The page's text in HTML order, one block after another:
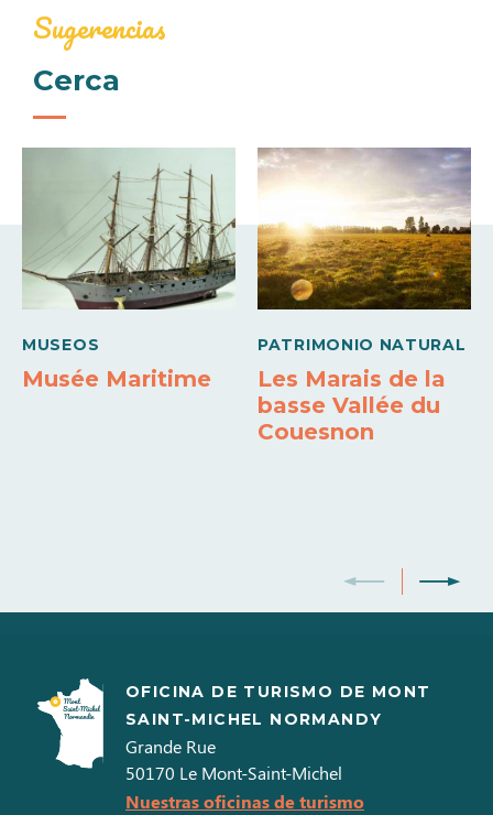
Lundi
07h00 à
21h00
07h00 à
21h00
Mercredi
07h00 à
21h00
Jeudi
07h00 à
21h00
Sugerencias
Cerca
MUSEOS
Musée Maritime
PATRIMONIO NATURAL
Les Marais de la
basse Vallée du
Couesnon
OFICINA DE TURISMO DE MONT
SAINT-MICHEL NORMANDY
Grande Rue
50170 Le Mont-Saint-Michel
Nuestras oficinas de turismo